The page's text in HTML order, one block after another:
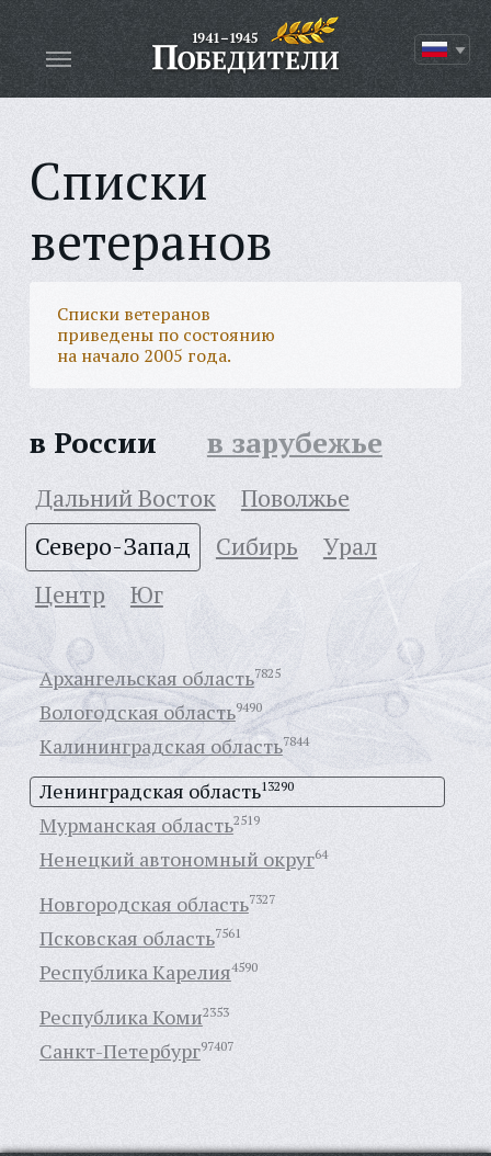
Списки
ветеранов
Списки ветеранов
приведены по состоянию
на начало 2005 года.
в России в зарубежье
Дальний Восток
Поволжье
Северо-Запад
Сибирь
Урал
Центр
Юг
Архангельская область7825
Вологодская область9490
Калининградская область7844
Ленинградская область13290
Мурманская область2519
Ненецкий автономный округ64
Новгородская область7327
Псковская область7561
Республика Карелия4590
Республика Коми2353
Санкт-Петербург97407